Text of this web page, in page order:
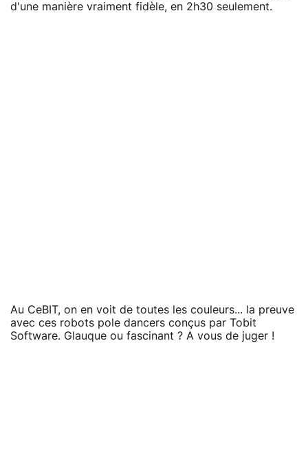
d'une manière vraiment fidèle, en 2h30 seulement.
Au CeBIT, on en voit de toutes les couleurs... la preuve
avec ces robots pole dancers conçus par Tobit
Software. Glauque ou fascinant ? A vous de juger !